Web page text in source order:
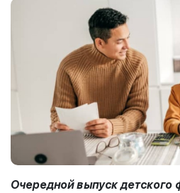
Очередной выпуск детского